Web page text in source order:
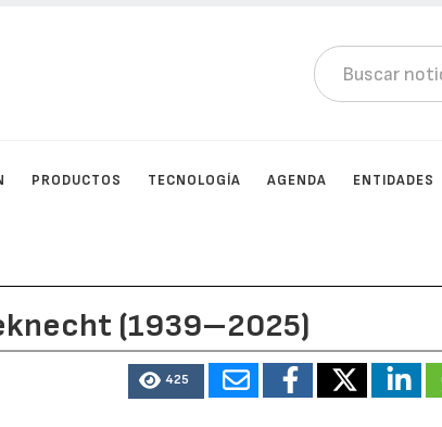
PRODUCTOS TECNOLOGÍA AGENDA ENTIDADES
(1939–2025)
425